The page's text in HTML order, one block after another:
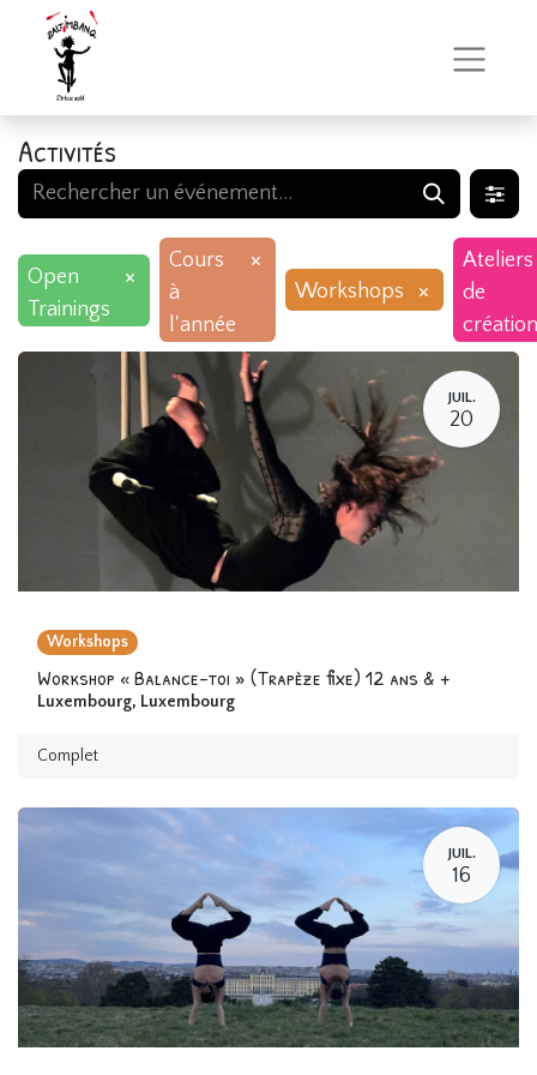
Activités
Open
Trainings
×
Cours
à
l'année
×
Workshops ×
Ateliers
de
création
JUIL.
20
Workshops
Workshop « Balance-toi » (Trapèze fixe) 12 ans & +
Luxembourg, Luxembourg
Complet
JUIL.
16